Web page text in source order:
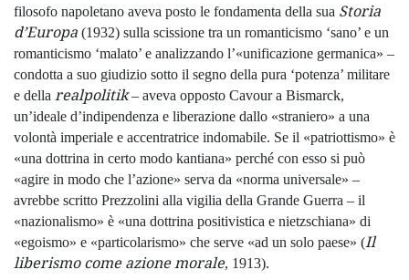
filosofo napoletano aveva posto le fondamenta della sua Storia
d’Europa (1932) sulla scissione tra un romanticismo ‘sano’ e un
romanticismo ‘malato’ e analizzando l’«unificazione germanica» –
condotta a suo giudizio sotto il segno della pura ‘potenza’ militare
e della realpolitik– aveva opposto Cavour a Bismarck,
un’ideale d’indipendenza e liberazione dallo «straniero» a una
volontà imperiale e accentratrice indomabile. Se il «patriottismo» è
«una dottrina in certo modo kantiana» perché con esso si può
«agire in modo che l’azione» serva da «norma universale» –
avrebbe scritto Prezzolini alla vigilia della Grande Guerra – il
«nazionalismo» è «una dottrina positivistica e nietzschiana» di
«egoismo» e «particolarismo» che serve «ad un solo paese» (Il
liberismo come azione morale, 1913).